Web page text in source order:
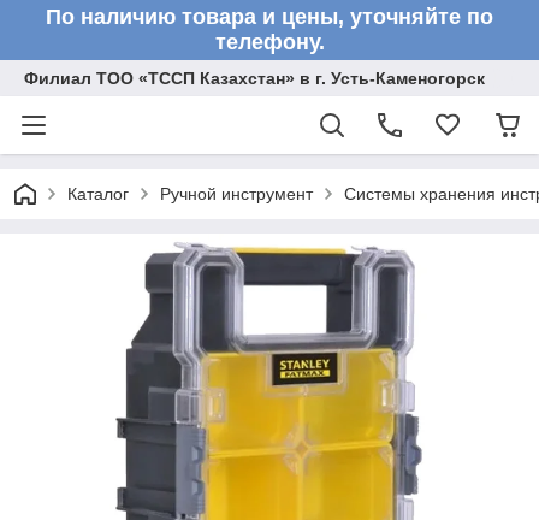
По наличию товара и цены, уточняйте по
телефону.
Филиал ТОО «ТССП Казахстан» в г. Усть-Каменогорск
Каталог Ручной инструмент Системы хранения